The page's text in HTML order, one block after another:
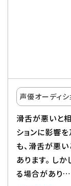
就職・キャリア
入学情報
在学生の活躍
イベント
声優オーディシ
滑舌が悪いと
ションに影響
も、滑舌が悪い
あります。 し
る場合があり…